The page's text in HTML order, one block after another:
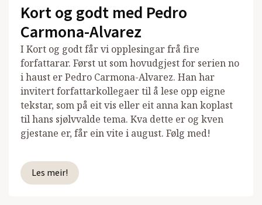
Kort og godt med Pedro
Carmona-Alvarez
I Kort og godt får vi opplesingar frå fire
forfattarar. Først ut som hovudgjest for serien no
i haust er Pedro Carmona-Alvarez. Han har
invitert forfattarkollegaer til å lese opp eigne
tekstar, som på eit vis eller eit anna kan koplast
til hans sjølvvalde tema. Kva dette er og kven
gjestane er, får ein vite i august. Følg med!
Les meir!